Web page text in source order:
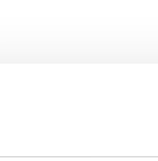
i stuen med
med pæn